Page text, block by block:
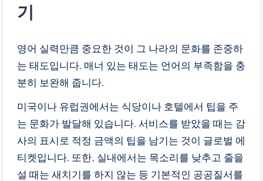
기
영어 실력만큼 중요한 것이 그 나라의 문화를 존중하
는 태도입니다. 매너 있는 태도는 언어의 부족함을 충
분히 보완해 줍니다.
미국이나 유럽권에서는 식당이나 호텔에서 팁을 주
는 문화가 발달해 있습니다. 서비스를 받았을 때는 감
사의 표시로 적정 금액의 팁을 남기는 것이 글로벌 에
티켓입니다. 또한, 실내에서는 목소리를 낮추고 줄을
설 때는 새치기를 하지 않는 등 기본적인 공공질서를